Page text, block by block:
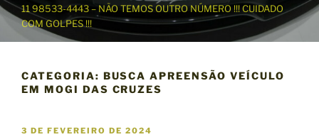
d
11 98533-4443 – NÃO TEMOS OUTRO NÚMERO !!! CUIDADO
COM GOLPES !!!
CATEGORIA: BUSCA APREENSÃO VEÍCULO
EM MOGI DAS CRUZES
P
3 DE FEVEREIRO DE 2024